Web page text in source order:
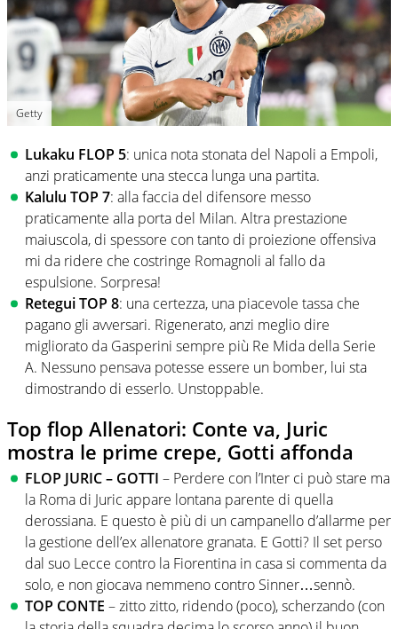
Getty
Lukaku FLOP 5: unica nota stonata del Napoli a Empoli,
anzi praticamente una stecca lunga una partita.
Kalulu TOP 7: alla faccia del difensore messo
praticamente alla porta del Milan. Altra prestazione
maiuscola, di spessore con tanto di proiezione offensiva
mi da ridere che costringe Romagnoli al fallo da
espulsione. Sorpresa!
Retegui TOP 8: una certezza, una piacevole tassa che
pagano gli avversari. Rigenerato, anzi meglio dire
migliorato da Gasperini sempre più Re Mida della Serie
A. Nessuno pensava potesse essere un bomber, lui sta
dimostrando di esserlo. Unstoppable.
Top flop Allenatori: Conte va, Juric
mostra le prime crepe, Gotti affonda
FLOP JURIC – GOTTI – Perdere con l’Inter ci può stare ma
la Roma di Juric appare lontana parente di quella
derossiana. E questo è più di un campanello d’allarme per
la gestione dell’ex allenatore granata. E Gotti? Il set perso
dal suo Lecce contro la Fiorentina in casa si commenta da
solo, e non giocava nemmeno contro Sinner…sennò.
TOP CONTE – zitto zitto, ridendo (poco), scherzando (con